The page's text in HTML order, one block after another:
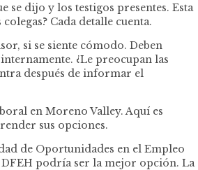
dijo y los testigos presentes. Esta
Cada detalle cuenta.
si se siente cómodo. Deben
¿Le preocupan las
después de informar el
en Moreno Valley. Aquí es
sus opciones.
de Oportunidades en el Empleo
DFEH podría ser la mejor opción. La